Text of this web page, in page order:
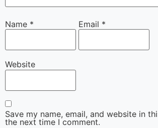
Name * Email *
Website
Save my name, email, and website in
the next time I comment.